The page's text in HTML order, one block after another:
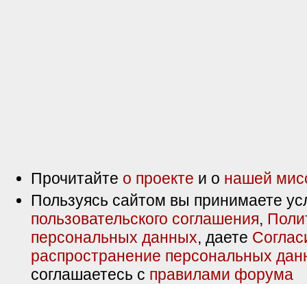
Прочитайте о проекте и о нашей
Пользуясь сайтом вы принимаете
пользовательского соглашения,
персональных данных, даете
распространение персональных
соглашаетесь с правилами форума